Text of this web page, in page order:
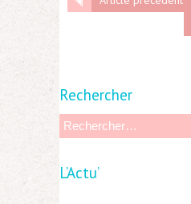
Rechercher
L’Actu’